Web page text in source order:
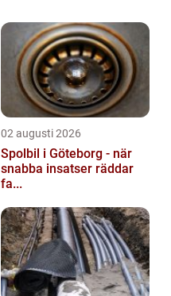
02 augusti 2026
Spolbil i Göteborg - när
snabba insatser räddar
fa...